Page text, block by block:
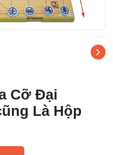
Cỡ Đại
Là Hộp